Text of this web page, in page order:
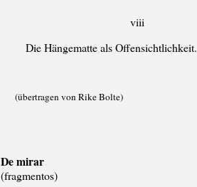
viii
Die Hängematte als Offensichtlichkeit.
(übertragen von Rike Bolte)
De mirar
(fragmentos)